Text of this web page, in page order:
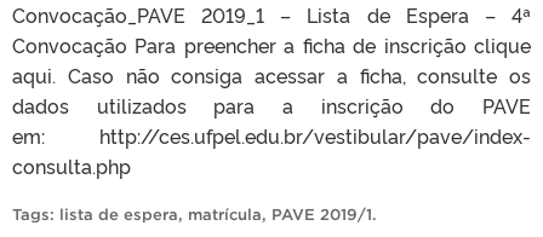
Convocação_PAVE 2019_1 – Lista de Espera – 4ª
Convocação Para preencher a ficha de inscrição clique
aqui. Caso não consiga acessar a ficha, consulte os
dados utilizados para a inscrição do PAVE
em: http://ces.ufpel.edu.br/vestibular/pave/index-
consulta.php
Tags: lista de espera, matrícula, PAVE 2019/1.